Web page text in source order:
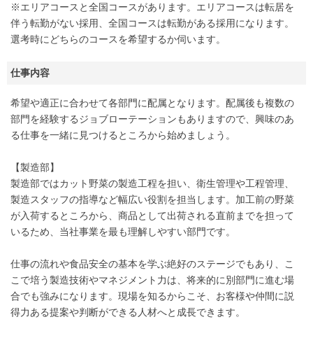
※エリアコースと全国コースがあります。エリアコースは転居を
伴う転勤がない採用、全国コースは転勤がある採用になります。
選考時にどちらのコースを希望するか伺います。
仕事内容
希望や適正に合わせて各部門に配属となります。配属後も複数の
部門を経験するジョブローテーションもありますので、興味のあ
る仕事を一緒に見つけるところから始めましょう。
【製造部】
製造部ではカット野菜の製造工程を担い、衛生管理や工程管理、
製造スタッフの指導など幅広い役割を担当します。加工前の野菜
が入荷するところから、商品として出荷される直前までを担って
いるため、当社事業を最も理解しやすい部門です。
仕事の流れや食品安全の基本を学ぶ絶好のステージでもあり、こ
こで培う製造技術やマネジメント力は、将来的に別部門に進む場
合でも強みになります。現場を知るからこそ、お客様や仲間に説
得力ある提案や判断ができる人材へと成長できます。